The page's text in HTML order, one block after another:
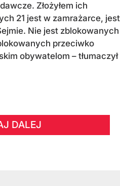
Złożyłem ich
21 jest w zamrażarce, jest
Nie jest zblokowanych
przeciwko
obywatelom – tłumaczył
DALEJ